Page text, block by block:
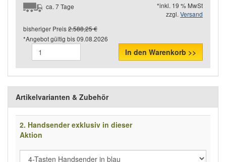
ca. 7 Tage
*inkl. 19 % MwSt
zzgl. Versand
bisheriger Preis2.588,25 €
*Angebot gültig bis09.08.2026
In den Warenkorb >>
Artikelvarianten & Zubehör
2. Handsender exklusiv in dieser
Aktion